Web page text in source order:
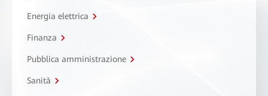
Energia elettrica
Finanza
Pubblica amministrazione
Sanità